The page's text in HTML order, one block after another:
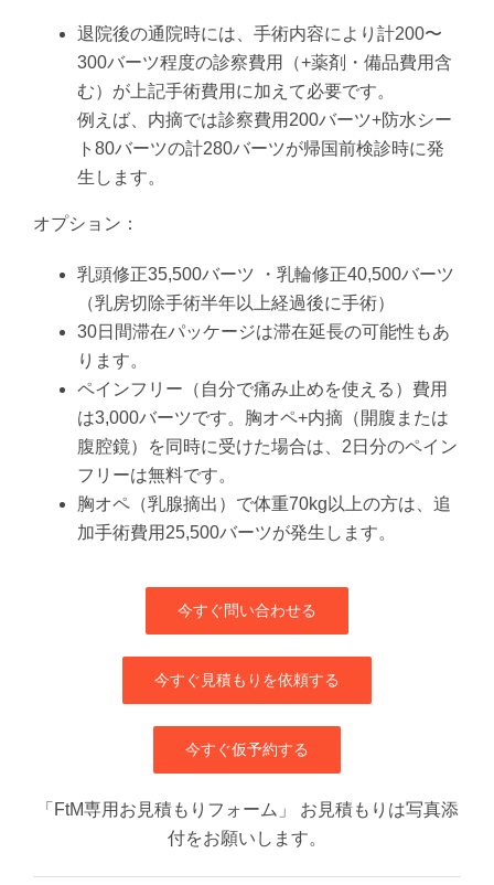
退院後の通院時には、手術内容により計200〜
300バーツ程度の診察費用（+薬剤・備品費用含
む）が上記手術費用に加えて必要です。
例えば、内摘では診察費用200バーツ+防水シー
ト80バーツの計280バーツが帰国前検診時に発
生します。
オプション：
乳頭修正35,500バーツ ・乳輪修正40,500バーツ
（乳房切除手術半年以上経過後に手術）
30日間滞在パッケージは滞在延長の可能性もあ
ります。
ペインフリー（自分で痛み止めを使える）費用
は3,000バーツです。胸オペ+内摘（開腹または
腹腔鏡）を同時に受けた場合は、2日分のペイン
フリーは無料です。
胸オペ（乳腺摘出）で体重70kg以上の方は、追
加手術費用25,500バーツが発生します。
今すぐ問い合わせる
今すぐ見積もりを依頼する
今すぐ仮予約する
「FtM専用お見積もりフォーム」 お見積もりは写真添
付をお願いします。